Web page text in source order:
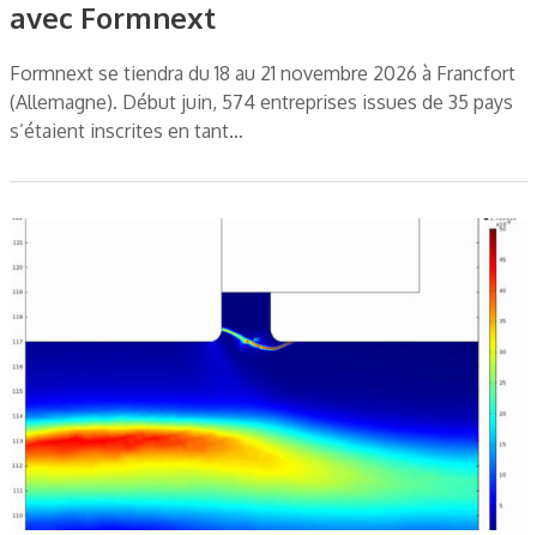
avec Formnext
Formnext se tiendra du 18 au 21 novembre 2026 à Francfort
(Allemagne). Début juin, 574 entreprises issues de 35 pays
s’étaient inscrites en tant…